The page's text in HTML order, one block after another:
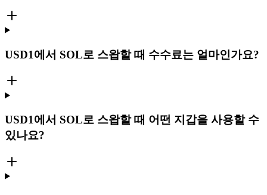
USD1에서 SOL로 스왑할 때 수수료는 얼마인가요?
USD1에서 SOL로 스왑할 때 어떤 지갑을 사용할 수
있나요?